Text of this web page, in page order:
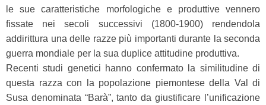
le sue caratteristiche morfologiche e produttive vennero
fissate nei secoli successivi (1800-1900) rendendola
addirittura una delle razze più importanti durante la seconda
guerra mondiale per la sua duplice attitudine produttiva.
Recenti studi genetici hanno confermato la similitudine di
questa razza con la popolazione piemontese della Val di
Susa denominata “Barà”, tanto da giustificare l’unificazione